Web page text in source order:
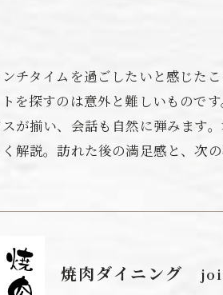
チタイムを過ごしたいと感じた
を探すのは意外と難しいもので
が揃い、会話も自然に弾みます
解説。訪れた後の満足感と、次
焼肉ダイニング